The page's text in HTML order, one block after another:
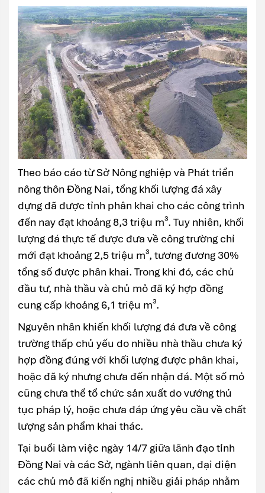
Theo báo cáo từ Sở Nông nghiệp và Phát triển
nông thôn Đồng Nai, tổng khối lượng đá xây
dựng đã được tỉnh phân khai cho các công trình
đến nay đạt khoảng 8,3 triệu m³. Tuy nhiên, khối
lượng đá thực tế được đưa về công trường chỉ
mới đạt khoảng 2,5 triệu m³, tương đương 30%
tổng số được phân khai. Trong khi đó, các chủ
đầu tư, nhà thầu và chủ mỏ đã ký hợp đồng
cung cấp khoảng 6,1 triệu m³.
Nguyên nhân khiến khối lượng đá đưa về công
trường thấp chủ yếu do nhiều nhà thầu chưa ký
hợp đồng đúng với khối lượng được phân khai,
hoặc đã ký nhưng chưa đến nhận đá. Một số mỏ
cũng chưa thể tổ chức sản xuất do vướng thủ
tục pháp lý, hoặc chưa đáp ứng yêu cầu về chất
lượng sản phẩm khai thác.
Tại buổi làm việc ngày 14/7 giữa lãnh đạo tỉnh
Đồng Nai và các Sở, ngành liên quan, đại diện
các chủ mỏ đã kiến nghị nhiều giải pháp nhằm